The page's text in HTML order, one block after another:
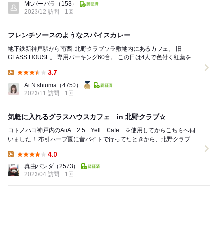
Mr.バーバラ
（153）
2023/12 訪問
1回
フレンチソースのようなスパイスカレー
地下鉄新神戸駅から南西､北野クラブソラ敷地内にあるカフェ。 旧
GLASS HOUSE。 専用パーキング60台。 この日は4人で色付く紅葉を眺
3.7
Ai Nishiuma （4750）
2023/11 訪問
1回
気軽に入れるグラスハウスカフェ in 北野クラブ☆
コトノハコ神戸内のAiiA 2.5 Yell Cafe を使用してからこちらへ伺
いました！ 布引ハーブ園に昔バイトで行ってたときから、北野クラブは
4.0
真由パンダ （2573）
2023/04 訪問
1回